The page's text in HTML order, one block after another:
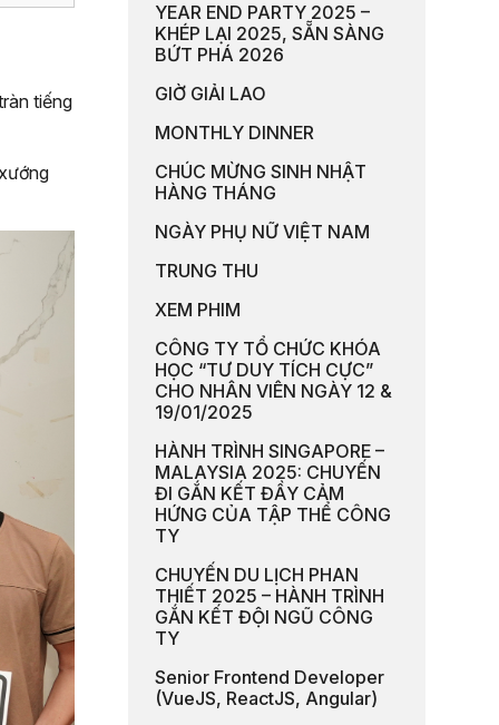
tiếng
YEAR END PARTY 2025 –
KHÉP LẠI 2025, SẴN SÀNG
BỨT PHÁ 2026
GIỜ GIẢI LAO
MONTHLY DINNER
CHÚC MỪNG SINH NHẬT
HÀNG THÁNG
NGÀY PHỤ NỮ VIỆT NAM
TRUNG THU
XEM PHIM
CÔNG TY TỔ CHỨC KHÓA
HỌC “TƯ DUY TÍCH CỰC”
CHO NHÂN VIÊN NGÀY 12 &
19/01/2025
HÀNH TRÌNH SINGAPORE –
MALAYSIA 2025: CHUYẾN
ĐI GẮN KẾT ĐẦY CẢM
HỨNG CỦA TẬP THỂ CÔNG
TY
CHUYẾN DU LỊCH PHAN
THIẾT 2025 – HÀNH TRÌNH
GẮN KẾT ĐỘI NGŨ CÔNG
TY
Senior Frontend Developer
(VueJS, ReactJS, Angular)